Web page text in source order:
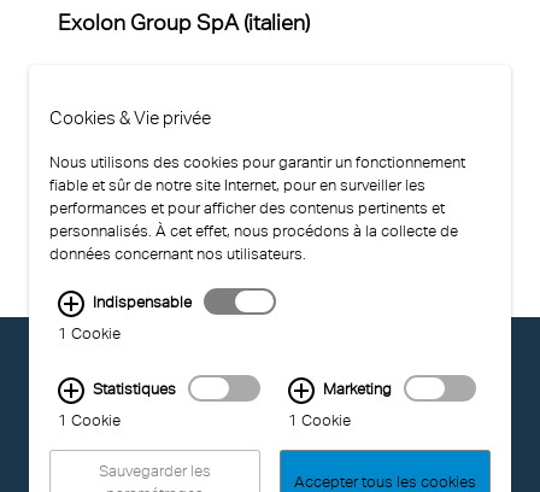
Exolon Group SpA (italien)
Exolon Group Inc. (anglais)
GENERAL CONDITIONS OF USE
PRIVACY STATEMENT
IMPRINT
Cookies & Vie privée
Nous utilisons des cookies pour garantir un fonctionnement
fiable et sûr de notre site Internet, pour en surveiller les
performances et pour afficher des contenus pertinents et
personnalisés. À cet effet, nous procédons à la collecte de
données concernant nos utilisateurs.
Indispensable
1 Cookie
Statistiques
1 Cookie
Marketing
1 Cookie
Sauvegarder les
Accepter tous les cookies